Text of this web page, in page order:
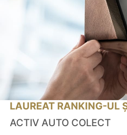
LAUREAT RANKING-UL
ACTIV AUTO COLECT